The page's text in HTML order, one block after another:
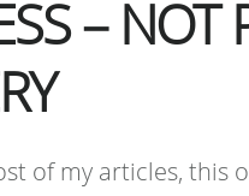
– NOT
of my articles, this